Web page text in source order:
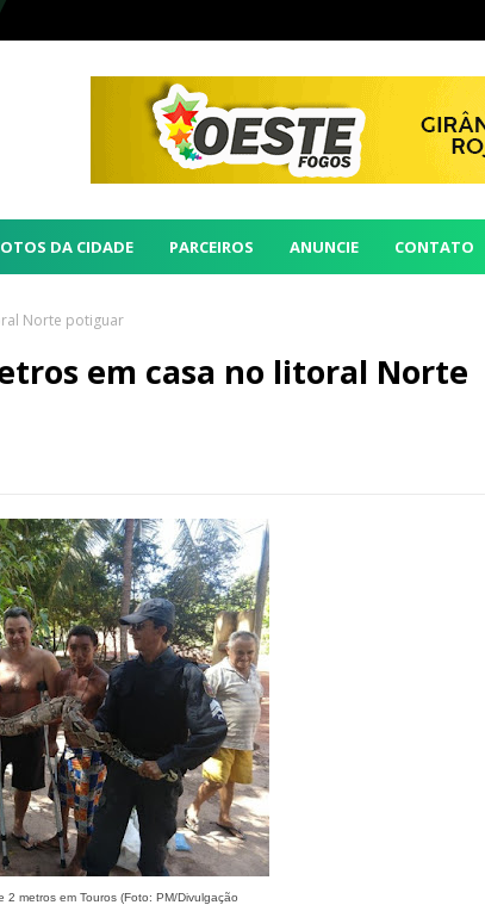
DA CIDADE PARCEIROS ANUNCIE CONTATO
Norte potiguar
em casa no litoral Norte
metros em Touros (Foto: PM/Divulgação